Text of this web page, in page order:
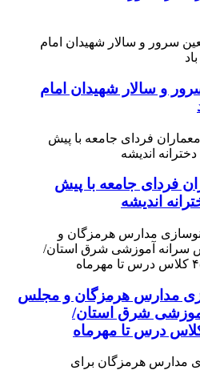
و سالار شهیدان امام
فردای جامعه با پیش
اندیشه
مدارس هرمزگان و مجلس
شرق استان/